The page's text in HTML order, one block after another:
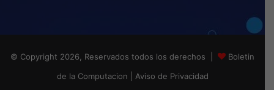
© Copyright 2026, Reservados todos los derechos |
Boletin
de la Computacion
Aviso de Privacidad